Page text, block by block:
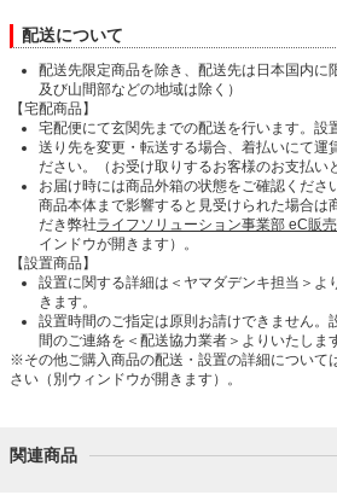
配送について
配送先限定商品を除き、配送先は日本国内に
及び山間部などの地域は除く）
【宅配商品】
宅配便にて玄関先までの配送を行います。設
送り先を変更・転送する場合、着払いにて運
ださい。（お受け取りするお客様のお支払い
お届け時には商品外箱の状態をご確認くださ
商品本体まで影響すると見受けられた場合は
だき弊社ライフソリューション事業部 eC販
インドウが開きます）。
【設置商品】
設置に関する詳細は＜ヤマダデンキ担当＞よ
きます。
設置時間のご指定は原則お請けできません。
間のご連絡を＜配送協力業者＞よりいたしま
※その他ご購入商品の配送・設置の詳細について
さい（別ウィンドウが開きます）。
関連商品